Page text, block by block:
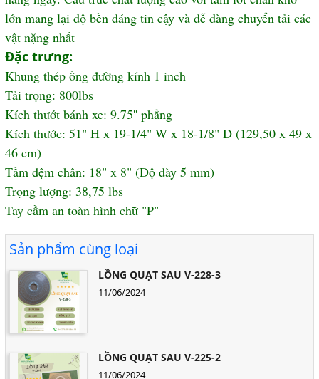
lớn mang lại độ bền đáng tin cậy và dễ dàng chuyển tải các
vật nặng nhất
Đặc trưng:
Khung thép ống đường kính 1 inch
Tải trọng: 800lbs
Kích thướt bánh xe: 9.75'' phẳng
Kích thước: 51" H x 19-1/4" W x 18-1/8" D (129,50 x 49 x
46 cm)
Tấm đệm chân: 18" x 8" (Độ dày 5 mm)
Trọng lượng: 38,75 lbs
Tay cầm an toàn hình chữ "P"
Sản phẩm cùng loại
LỒNG QUẠT SAU V-228-3
11/06/2024
LỒNG QUẠT SAU V-225-2
11/06/2024